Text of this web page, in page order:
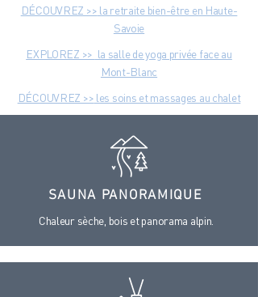
DÉCOUVREZ >> la retraite bien-être en Haute-
Savoie
EXPLOREZ >> la salle de yoga privée face au
Mont-Blanc
DÉCOUVREZ >> les soins et massages au chalet
SAUNA PANORAMIQUE
Chaleur sèche, bois et panorama alpin.